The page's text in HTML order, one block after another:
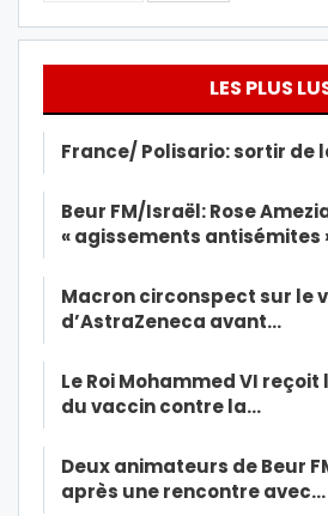
LES PLUS
France/ Polisario: sortir de
Beur FM/Israël: Rose
« agissements antisémites
Macron circonspect sur le
d’AstraZeneca avant…
Le Roi Mohammed VI
du vaccin contre la…
Deux animateurs de Beur
après une rencontre avec…